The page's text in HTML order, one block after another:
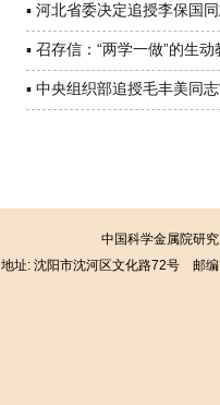
▪ 河北省委决定追授李保国
▪ 召存信：“两学一做”的生动
▪ 中央组织部追授毛丰美同
中国科学金属院研
地址: 沈阳市沈河区文化路72号 邮